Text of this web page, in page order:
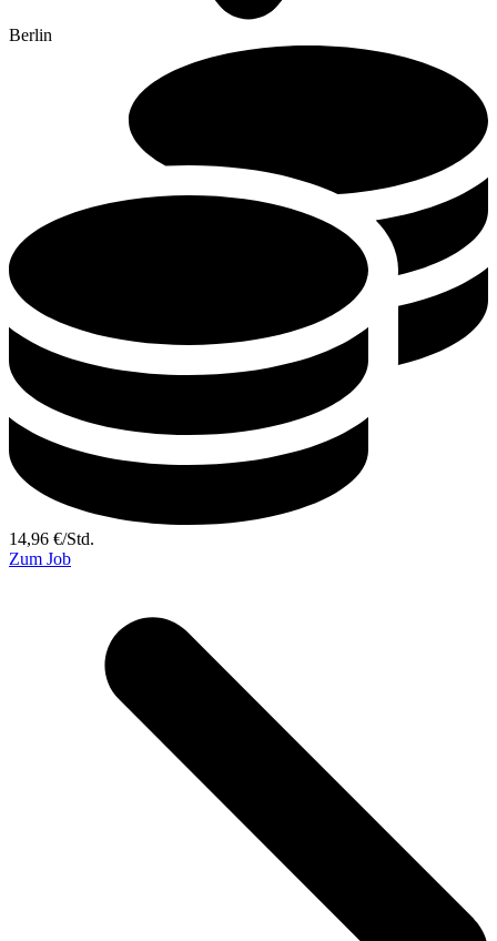
Berlin
14,96 €/Std.
Zum Job